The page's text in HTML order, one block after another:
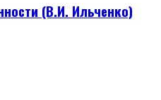
(В.И. Ильченко)